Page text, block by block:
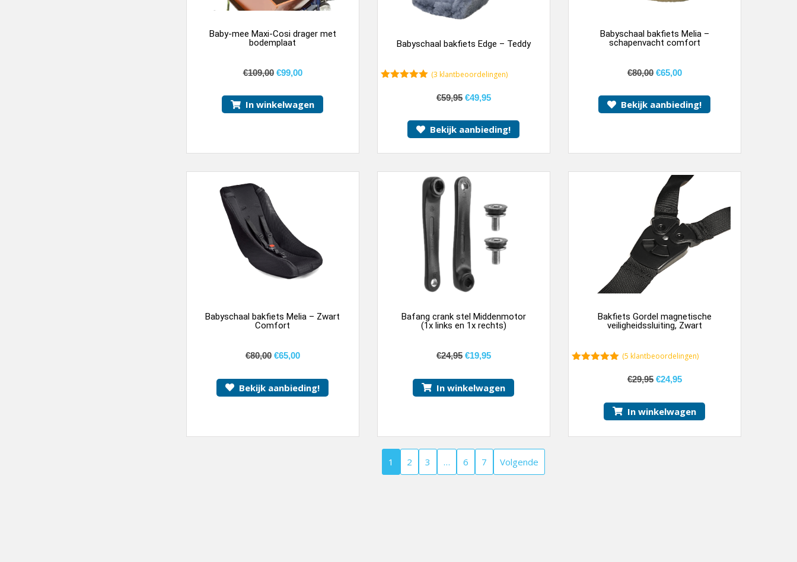
Baby-mee Maxi-Cosi drager met
bodemplaat
€109,00 €99,00
In winkelwagen
Babyschaal bakfiets Edge – Teddy
(3 klantbeoordelingen)
€59,95 €49,95
Bekijk aanbieding!
Babyschaal bakfiets Melia –
schapenvacht comfort
€80,00 €65,00
Bekijk aanbieding!
Babyschaal bakfiets Melia – Zwart
Comfort
€80,00 €65,00
Bekijk aanbieding!
Bafang crank stel Middenmotor
(1x links en 1x rechts)
€24,95 €19,95
In winkelwagen
Bakfiets Gordel magnetische
veiligheidssluiting, Zwart
(5 klantbeoordelingen)
€29,95 €24,95
In winkelwagen
1 2 3 … 6 7 Volgende